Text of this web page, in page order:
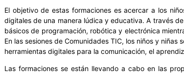
El objetivo de estas formaciones es acercar a los
digitales de una manera lúdica y educativa. A través
básicos de programación, robótica y electrónica
En las sesiones de Comunidades TIC, los niños y
herramientas digitales para la comunicación, el
Las formaciones se están llevando a cabo en las